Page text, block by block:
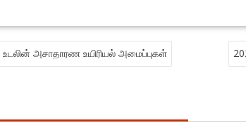
அசாதாரண உயிரியல் அமைப்புகள்